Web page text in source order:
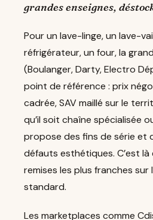
grandes enseignes,
Pour un lave-linge, un lave-
réfrigérateur, un four, la
(Boulanger, Darty, Electro
point de référence : prix
cadrée, SAV maillé sur le
qu’il soit chaîne spécialisée
propose des fins de série et
défauts esthétiques. C’est
remises les plus franches sur
standard.
Les marketplaces comme